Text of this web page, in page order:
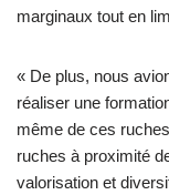
marginaux tout en
« De plus, nous
réaliser une
même de ces
ruches à proximité
valorisation et